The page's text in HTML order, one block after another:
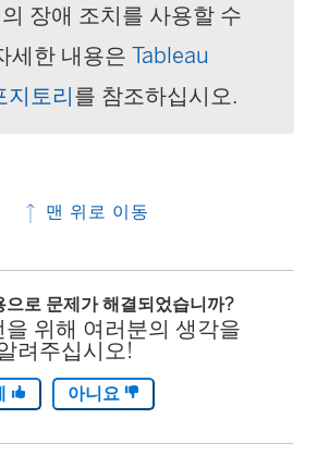
장애 조치를 사용할 수
세한 내용은 Tableau
지토리를 참조하십시오.
맨 위로 이동
으로 문제가 해결되었습니까?
을 위해 여러분의 생각을
려주십시오!
아니요